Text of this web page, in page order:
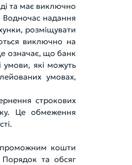
та має виключно
Водночас надання
розміщувати
виключно на
означає, що банк
умови, які можуть
умовах,
строкових
Це обмеження
кошти
та обсяг